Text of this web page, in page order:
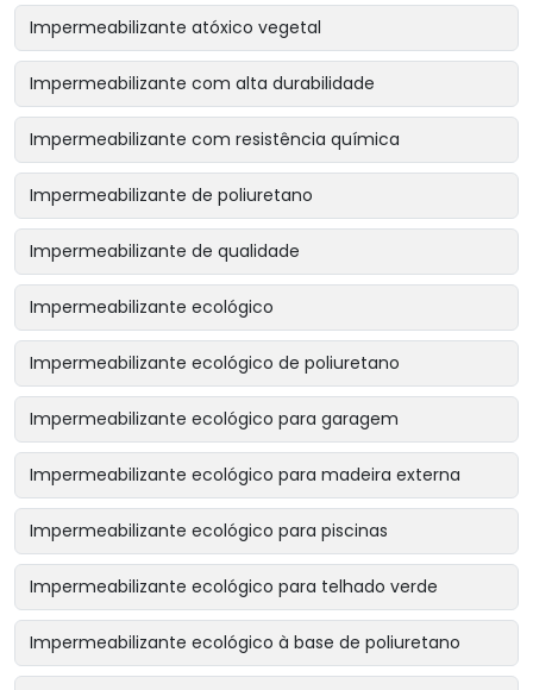
Impermeabilizante atóxico vegetal
Impermeabilizante com alta durabilidade
Impermeabilizante com resistência química
Impermeabilizante de poliuretano
Impermeabilizante de qualidade
Impermeabilizante ecológico
Impermeabilizante ecológico de poliuretano
Impermeabilizante ecológico para garagem
Impermeabilizante ecológico para madeira externa
Impermeabilizante ecológico para piscinas
Impermeabilizante ecológico para telhado verde
Impermeabilizante ecológico à base de poliuretano